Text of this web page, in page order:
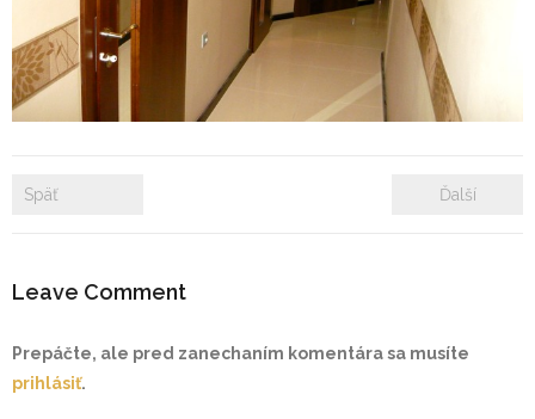
- Zámkové dlažby
- Rekonštrukcie bytových a nebytových priestorov
Späť Ďalší
Leave Comment
Prepáčte, ale pred zanechaním komentára sa musíte
prihlásiť.